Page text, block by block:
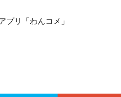
プリ「わんコメ」